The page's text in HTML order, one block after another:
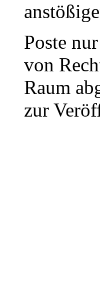
Poste
von
Raum
zur